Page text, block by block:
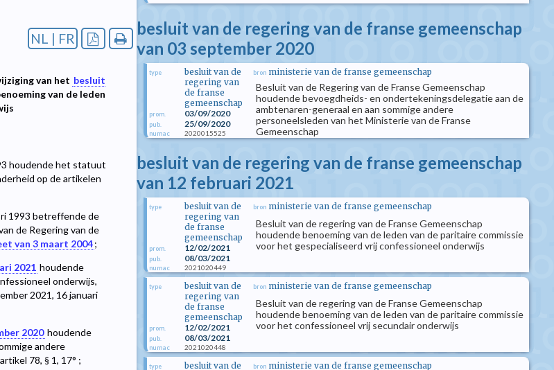
NL | FR
van het besluit
van de leden
houdende het statuut
op de artikelen
1993 betreffende de
de Regering van de
van 3 maart 2004;
2021 houdende
onderwijs,
2021, 16 januari
2020 houdende
andere
78, § 1, 17° ;
besluit van de regering van de franse gemeenschap
van 03 september 2020
type
besluit van de
regering van
de franse
gemeenschap
prom. 03/09/2020
pub. 25/09/2020
numac 2020015525
bron ministerie van de franse gemeenschap
Besluit van de Regering van de Franse Gemeenschap
houdende bevoegdheids- en ondertekeningsdelegatie aan de
ambtenaren-generaal en aan sommige andere
personeelsleden van het Ministerie van de Franse
Gemeenschap
besluit van de regering van de franse gemeenschap
van 12 februari 2021
type
besluit van de
regering van
de franse
gemeenschap
prom. 12/02/2021
pub. 08/03/2021
numac 2021020449
bron ministerie van de franse gemeenschap
Besluit van de regering van de Franse Gemeenschap
houdende benoeming van de leden van de paritaire commissie
voor het gespecialiseerd vrij confessioneel onderwijs
type
besluit van de
regering van
de franse
gemeenschap
prom. 12/02/2021
pub. 08/03/2021
numac 2021020448
bron ministerie van de franse gemeenschap
Besluit van de regering van de Franse Gemeenschap
houdende benoeming van de leden van de paritaire commissie
voor het confessioneel vrij secundair onderwijs
type besluit van de bron ministerie van de franse gemeenschap